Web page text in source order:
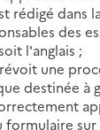
rédigé dans
des
l'anglais ;
une
destinée à
formulaire